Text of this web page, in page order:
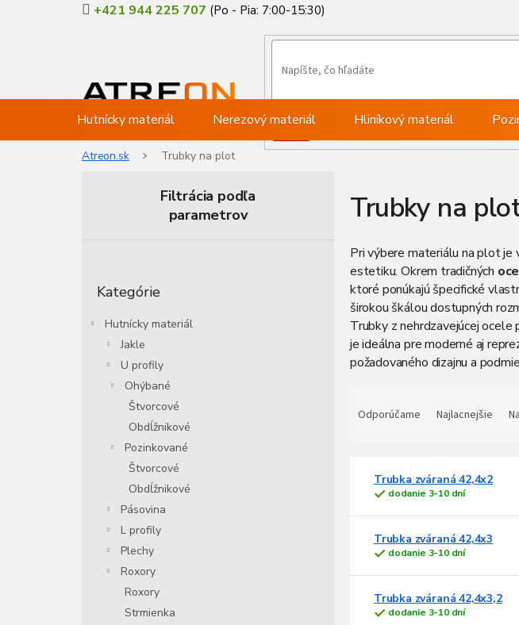
+421 944 225 707
Hutnícky materiál Nerezový materiál Hliníkový materiál
Atreon.sk Trubky na plot
Filtrácia podľa
parametrov
kategórie
Kategórie
Hutnícky materiál
Jakle
U profily
Ohýbané
Štvorcové
Obdĺžnikové
Pozinkované
Štvorcové
Obdĺžnikové
Pásovina
L profily
Plechy
Roxory
Roxory
Strmienka
Trubky na
Pri výbere materiálu na plot
estetiku. Okrem tradičných
ktoré ponúkajú špecifické
širokou škálou dostupných
Trubky z nehrdzavejúcej
je ideálna pre moderné aj
požadovaného dizajnu a
p
d
Odporúčame Najlacnejšie
i
Trubka zváraná 42,4x2
dodanie 3-10 dní
Trubka zváraná 42,4x3
dodanie 3-10 dní
Trubka zváraná 42,4x3,2
dodanie 3-10 dní